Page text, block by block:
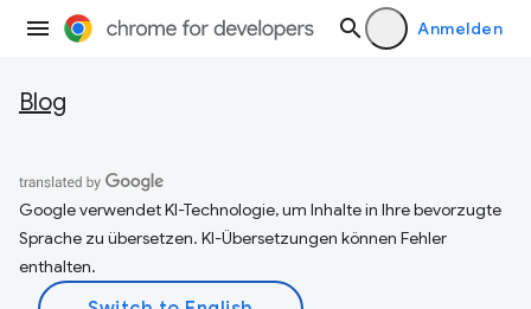
Anmelden
Blog
Google verwendet KI-Technologie, um Inhalte in Ihre bevorzugte
Sprache zu übersetzen. KI-Übersetzungen können Fehler
enthalten.